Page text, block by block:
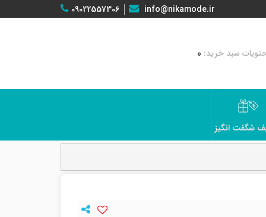
09022557306 info@nikamode.ir
0
شگفت انگیز